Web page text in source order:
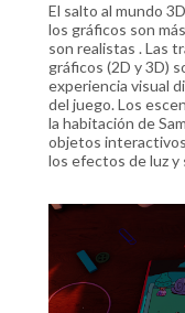
El salto al mundo
los gráficos son
son realistas . Las
gráficos (2D y 3D)
experiencia visual
del juego. Los
la habitación de
objetos
los efectos de luz y